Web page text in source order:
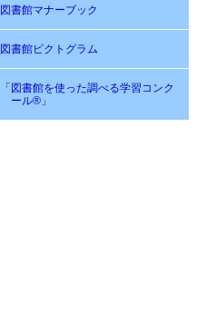
図書館マナーブック
図書館ピクトグラム
「図書館を使った調べる学習コンク
ール®」